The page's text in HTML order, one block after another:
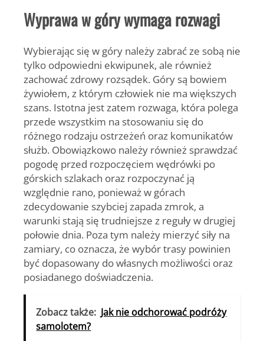
Wyprawa w góry wymaga rozwagi
Wybierając się w góry należy zabrać ze sobą nie
tylko odpowiedni ekwipunek, ale również
zachować zdrowy rozsądek. Góry są bowiem
żywiołem, z którym człowiek nie ma większych
szans. Istotna jest zatem rozwaga, która polega
przede wszystkim na stosowaniu się do
różnego rodzaju ostrzeżeń oraz komunikatów
służb. Obowiązkowo należy również sprawdzać
pogodę przed rozpoczęciem wędrówki po
górskich szlakach oraz rozpoczynać ją
względnie rano, ponieważ w górach
zdecydowanie szybciej zapada zmrok, a
warunki stają się trudniejsze z reguły w drugiej
połowie dnia. Poza tym należy mierzyć siły na
zamiary, co oznacza, że wybór trasy powinien
być dopasowany do własnych możliwości oraz
posiadanego doświadczenia.
Zobacz także: Jak nie odchorować podróży
samolotem?